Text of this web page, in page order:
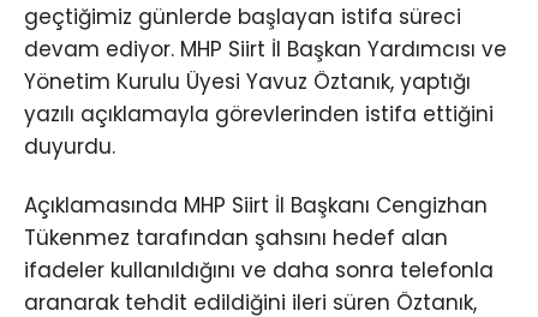
geçtiğimiz günlerde başlayan istifa süreci
devam ediyor. MHP Siirt İl Başkan Yardımcısı ve
Yönetim Kurulu Üyesi Yavuz Öztanık, yaptığı
yazılı açıklamayla görevlerinden istifa ettiğini
duyurdu.
Açıklamasında MHP Siirt İl Başkanı Cengizhan
Tükenmez tarafından şahsını hedef alan
ifadeler kullanıldığını ve daha sonra telefonla
aranarak tehdit edildiğini ileri süren Öztanık,